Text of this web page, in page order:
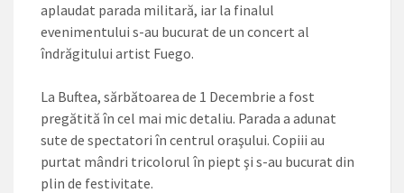
aplaudat parada militară, iar la finalul
evenimentului s-au bucurat de un concert al
îndrăgitului artist Fuego.
La Buftea, sărbătoarea de 1 Decembrie a fost
pregătită în cel mai mic detaliu. Parada a adunat
sute de spectatori în centrul oraşului. Copiii au
purtat mândri tricolorul în piept şi s-au bucurat din
plin de festivitate.